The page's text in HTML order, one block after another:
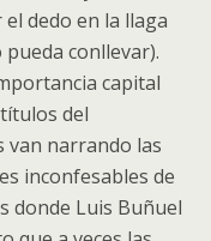
dedo en la llaga
conllevar).
capital
del
van narrando las
inconfesables de
donde Luis Buñuel